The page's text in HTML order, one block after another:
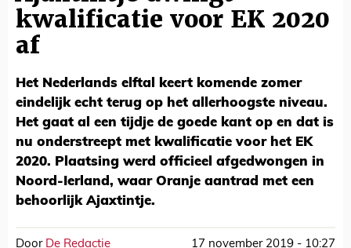
kwalificatie voor EK 2020
af
Het Nederlands elftal keert komende zomer
eindelijk echt terug op het allerhoogste niveau.
Het gaat al een tijdje de goede kant op en dat is
nu onderstreept met kwalificatie voor het EK
2020. Plaatsing werd officieel afgedwongen in
Noord-Ierland, waar Oranje aantrad met een
behoorlijk Ajaxtintje.
Door De Redactie 17 november 2019 - 10:27